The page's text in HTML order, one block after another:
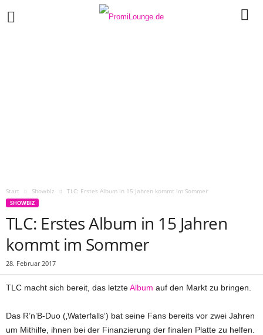
Start Showbiz TLC: Erstes Album in 15 Jahren kommt im Sommer
SHOWBIZ
TLC: Erstes Album in 15 Jahren
kommt im Sommer
28. Februar 2017
TLC macht sich bereit, das letzteAlbum auf den Markt zu bringen.
Das R’n’B-Duo (‚Waterfalls‘) bat seine Fans bereits vor zwei Jahren
um Mithilfe, ihnen bei der Finanzierung der finalen Platte zu helfen.